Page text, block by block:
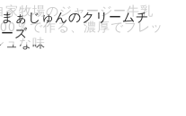
まぁじゅんのクリームチ
ーズ
家牧場のジャージー牛乳
％で作る、濃厚でフレッ
ュな味